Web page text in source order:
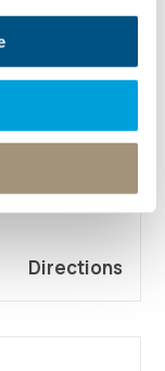
Directions
Directions